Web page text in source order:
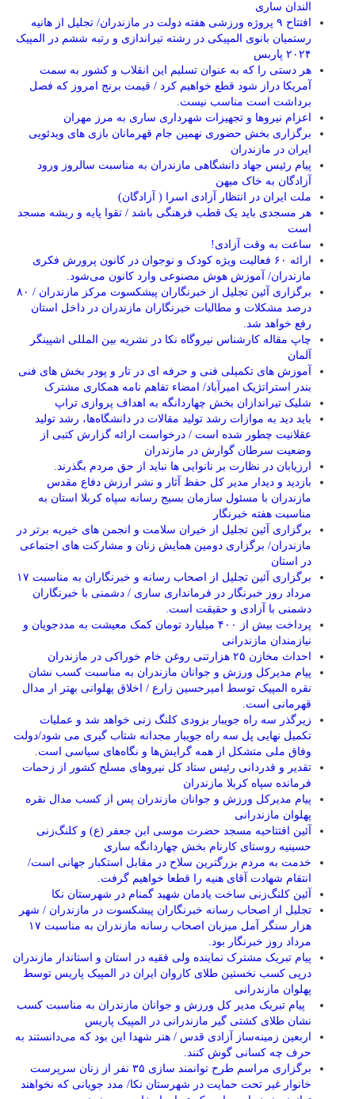
الندان ساری
افتتاح ۹ پروژه ورزشی هفته دولت در مازندران/ تجلیل از هانیه
رستمیان بانوی المپیکی در رشته تیراندازی و رتبه ششم در المپیک
۲۰۲۴ پاربس
هر دستی را که به عنوان تسلیم این انقلاب و کشور به سمت
آمريکا دراز شود قطع خواهیم کرد / قیمت برنج امروز که فصل
برداشت است مناسب نیست.
اعزام نیروها و تجهیزات شهرداری ساری به مرز مهران
برگزاری بخش حضوری نهمین جام قهرمانان بازی های ویدئویی
ایران در مازندران
پیام رئیس جهاد دانشگاهی مازندران به مناسبت سالروز ورود
آزادگان به خاک میهن
ملت ایران در انتظار آزادی اسرا ( آزادگان)
هر مسجدی باید یک قطب فرهنگی باشد / تقوا پایه و ریشه مسجد
است
ساعت به وقت آزادی!
ارائه ۶۰ فعالیت ویژه کودک و نوجوان در کانون پرورش فکری
مازندران/ آموزش هوش مصنوعی وارد کانون می‌شود.
برگزاری آئین تجلیل از خبرنگاران پیشکسوت مرکز مازندران / ۸۰
درصد مشکلات و مطالبات خبرنگاران مازندران در داخل استان
رفع خواهد شد.
چاپ مقاله کارشناس نيروگاه نكا در نشریه بین المللی اشپینگر
آلمان
آموزش های تکمیلی فنی و حرفه ای در تار و پودر بخش های فنی
بندر استراتژیک امیرآباد/ امضاء تفاهم نامه همکاری مشترک
شلیک تیراندازان بخش چهاردانگه به اهداف پروازی تراپ
باید دید به موازات رشد تولید مقالات در دانشگاه‌ها، رشد تولید
عقلانیت چطور شده است / درخواست ارائه گزارش کتبی از
وضعیت سرطان گوارش در مازندران
ارزیابان در نظارت بر نانوایی ها نباید از حق مردم بگذرند.
بازدید و دیدار مدیر کل حفظ آثار و نشر ارزش دفاع مقدس
مازندران با مسئول سازمان بسیج رسانه سپاه کربلا استان به
مناسبت هفته خبرنگار
برگزاری آئین تجلیل از خیران سلامت و انجمن های خیریه برتر در
مازندران/ برگزاری دومین همایش زنان و مشارکت های اجتماعی
در استان
برگزاری آئین تجلیل از اصحاب رسانه و خبرنگاران به مناسبت ۱۷
مرداد روز خبرنگار در فرمانداری ساری / دشمنی با خبرنگاران
دشمنی با آزادی و حقیقت است.
پرداخت بیش از ۴۰۰ میلیارد تومان کمک معیشت به مددجویان و
نیازمندان مازندرانی
احداث مخازن ۲۵ هزارتنی روغن خام خوراکی در مازندران
پیام مدیرکل ورزش و جوانان مازندران به مناسبت کسب نشان
نقره المپیک توسط امیرحسین زارع / اخلاق پهلوانی بهتر ار مدال
قهرمانی است.
زیرگذر سه راه جویبار بزودی کلنگ زنی خواهد شد و عملیات
تکمیل نهایی پل سه راه جویبار مجدانه شتاب گیری می شود/دولت
وفاق ملی متشکل از همه گرایش‌ها و نگاه‌های سیاسی است.
تقدیر و قدردانی رئیس ستاد کل نیرو‌های مسلح کشور از زحمات
فرمانده سپاه کربلا مازندران
پیام مدیرکل ورزش و جوانان مازندران پس از کسب مدال نقره
پهلوان مازندرانی
آئین افتتاحیه مسجد حضرت موسی ابن جعفر (ع) و کلنگ‌زنی
حسینیه روستای کارنام بخش چهاردانگه ساری
خدمت به مردم بزرگترین سلاح در مقابل استکبار جهانی است/
انتقام شهادت آقای هنیه را قطعا خواهیم گرفت.
آئین کلنگ‌زنی ساخت یادمان شهید گمنام در شهرستان نکا
تجلیل از اصحاب رسانه خبرنگاران پیشکسوت در مازندران / شهر
هزار سنگر آمل میزبان اصحاب رسانه مازندران به مناسبت ۱۷
مرداد روز خبرنگار بود.
پیام تبریک مشترک نماینده ولی فقیه در استان و استاندار مازندران
درپی کسب نخستین طلای کاروان ایران در المپیک پاریس توسط
پهلوان مازندرانی
‍ ‍ پیام تبریک مدیر کل ورزش و جوانان مازندران به مناسبت کسب
نشان طلای کشتی گیر مازندرانی در المپیک پاریس
اربعین زمینه‌ساز آزادی قدس / هنر شهدا این بود که می‌دانستند به
حرف چه کسانی گوش کنند.
برگزاری مراسم طرح توانمند سازی ۳۵ نفر از زنان سرپرست
خانوار غیر تحت حمایت در شهرستان نکا/ مدد جویانی که نخواهند